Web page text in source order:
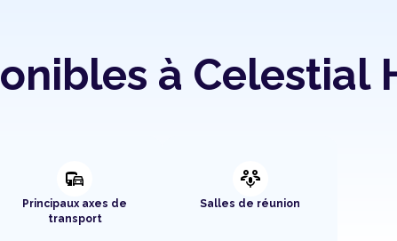
à Celestial
commute
Principaux axes de
transport
adaptive_audio_mic
Salles de réunion